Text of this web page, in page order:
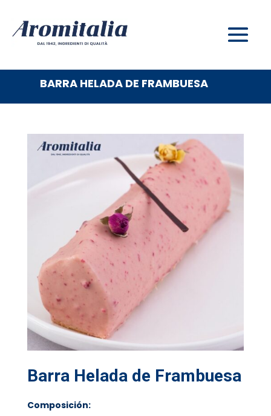
BARRA HELADA DE FRAMBUESA
Barra Helada de Frambuesa
Composición: